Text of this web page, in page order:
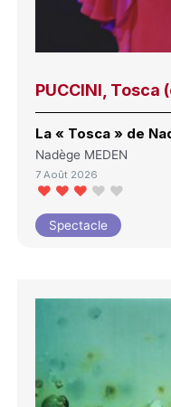
PUCCINI, Tosca
La « Tosca » de
Nadège MEDEN
7 Août 2026
Spectacle